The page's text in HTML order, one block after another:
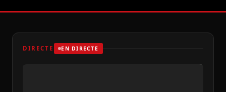
DIRECTE EN DIRECTE